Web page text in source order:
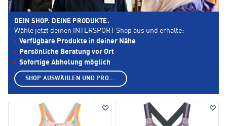
DEIN SHOP. DEINE PRODUKTE.
Wähle jetzt deinen INTERSPORT Shop aus und erhalte:
Verfügbare Produkte in deiner Nähe
Persönliche Beratung vor Ort
Sofortige Abholung möglich
SHOP AUSWÄHLEN UND PRODUKTE ANZEIGEN